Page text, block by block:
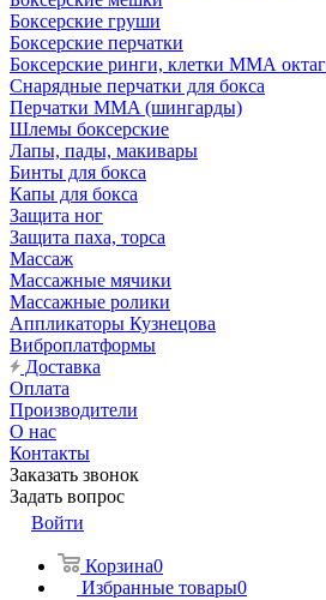
Боксерские груши
Боксерские перчатки
Боксерские ринги, клетки ММА
Снарядные перчатки для бокса
Перчатки MMA (шингарды)
Шлемы боксерские
Лапы, пады, макивары
Бинты для бокса
Капы для бокса
Защита ног
Защита паха, торса
Массаж
Массажные мячики
Массажные ролики
Аппликаторы Кузнецова
Виброплатформы
Доставка
Оплата
Производители
О нас
Контакты
Заказать звонок
Задать вопрос
Войти
Корзина0
Избранные товары0